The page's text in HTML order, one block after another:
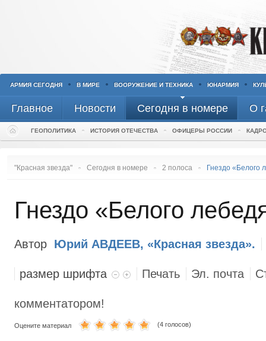
АРМИЯ СЕГОДНЯ В МИРЕ ВООРУЖЕНИЕ И ТЕХНИКА ЮНАРМИЯ
Главное Новости
Вести «Красная
ИЗ ЦВО
ИЗ ЮВО
СЕВЕРНЫЙ ФЛОТ
БАЛТИЙСКИЙ ФЛОТ
ТИХООКЕАНСКИЙ ФЛОТ
МОРСКАЯ ПЕХОТА
ИЗ СУХОПУТНЫХ ВОЙСК
ИЗ ДОСААФ
В армиях СНГ
АРМЕНИЯ
КИРГИЗИЯ
АЗЕРБАЙДЖАН
Сегодня в номере О
ГЕОПОЛИТИКА ИСТОРИЯ ОТЕЧЕСТВА ОФИЦЕРЫ РОССИИ
"Красная звезда" Сегодня в номере 2 полоса Гнездо «Белого
Гнездо «Белого
Автор Юрий АВДЕЕВ, «Красная звезда».
размер шрифта Печать Эл. почта
комментатором!
Оцените материал (4 голосов)